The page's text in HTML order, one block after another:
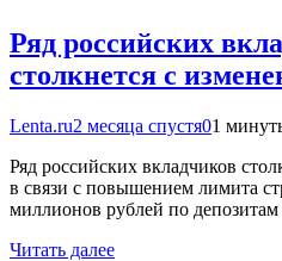
Ряд российских
столкнется с
Lenta.ru2 месяца спустя01
Ряд российских вкладчиков
в связи с повышением лимита
миллионов рублей по
Читать далее